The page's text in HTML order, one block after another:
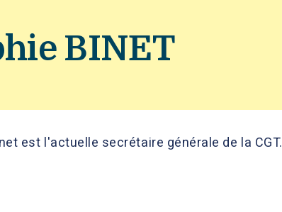
BINET
est l'actuelle secrétaire générale de la CGT.